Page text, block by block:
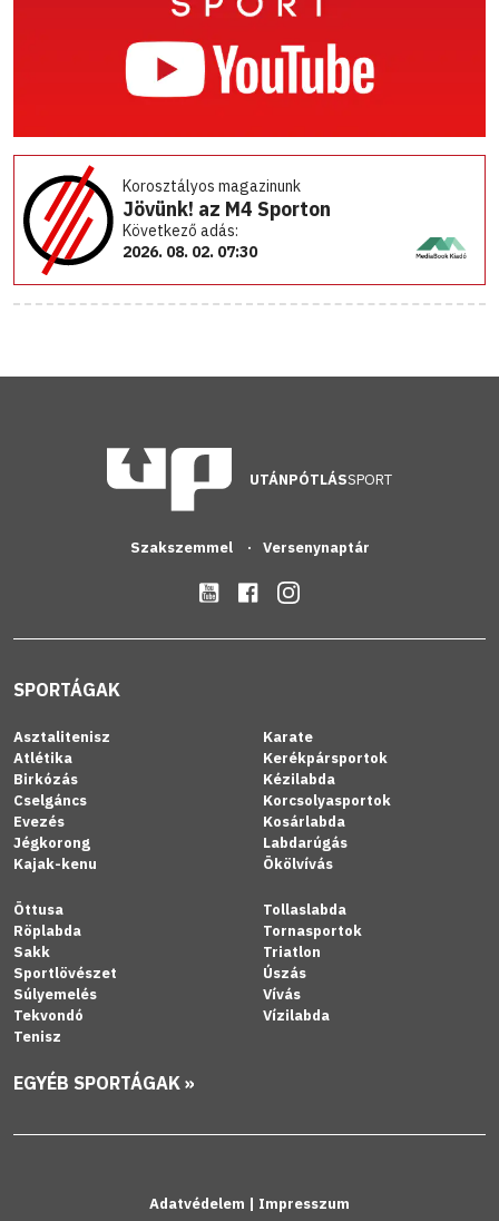
Korosztályos magazinunk
Jövünk! az M4 Sporton
Következő adás:
2026. 08. 02. 07:30
UTÁNPÓTLÁSSPORT
Szakszemmel Versenynaptár
SPORTÁGAK
Asztalitenisz
Atlétika
Birkózás
Cselgáncs
Evezés
Jégkorong
Kajak-kenu
Karate
Kerékpársportok
Kézilabda
Korcsolyasportok
Kosárlabda
Labdarúgás
Ökölvívás
Öttusa
Röplabda
Sakk
Sportlövészet
Súlyemelés
Tekvondó
Tenisz
Tollaslabda
Tornasportok
Triatlon
Úszás
Vívás
Vízilabda
EGYÉB SPORTÁGAK »
Adatvédelem | Impresszum